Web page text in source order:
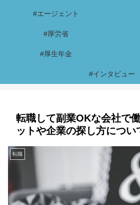
#エージェント
#厚労省
#厚生年金
#インタビュー
転職して副業OKな会社で
ットや企業の探し方につい
転職